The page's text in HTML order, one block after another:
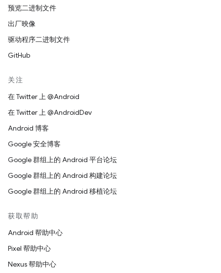
预览二进制文件
出厂映像
驱动程序二进制文件
GitHub
关注
在 Twitter 上 @Android
在 Twitter 上 @AndroidDev
Android 博客
Google 安全博客
Google 群组上的 Android 平台论坛
Google 群组上的 Android 构建论坛
Google 群组上的 Android 移植论坛
获取帮助
Android 帮助中心
Pixel 帮助中心
Nexus 帮助中心